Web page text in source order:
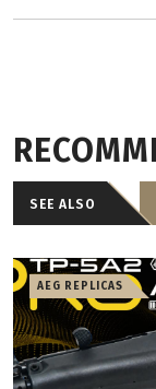
SEE ALSO
AEG REPLICAS